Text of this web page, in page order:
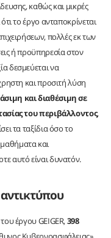
καθώς και μικρές
το έργο ανταποκρίνεται
πολλές εκ των
ή προϋπηρεσία στον
δεσμεύεται να
και προσιτή λύση
και διαθέσιμη σε
του περιβάλλοντος,
τα ταξίδια όσο το
και
αυτό είναι δυνατόν.
έργου GEIGER,398